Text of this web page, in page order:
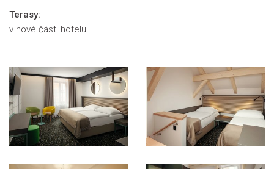
Terasy:
v nové části hotelu.